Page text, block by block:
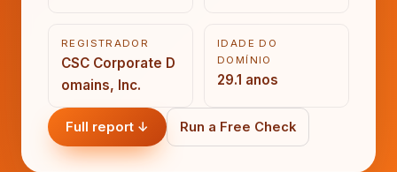
REGISTRADOR
CSC Corporate D
omains, Inc.
IDADE DO
DOMÍNIO
29.1 anos
Full report ↓ Run a Free Check